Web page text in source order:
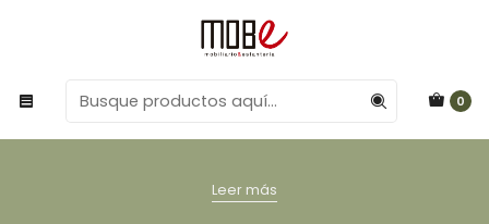
0
Leer más